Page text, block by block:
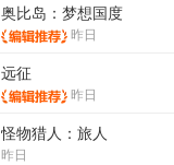
奥比岛：梦想国度
昨日
远征
昨日
怪物猎人：旅人
昨日